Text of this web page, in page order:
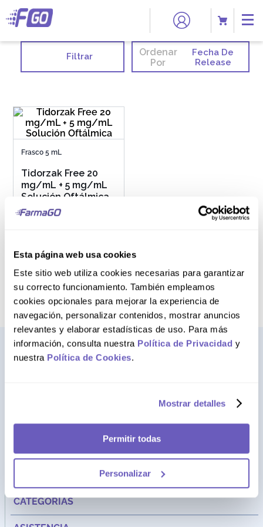
Esta página web usa cookies
Este sitio web utiliza cookies necesarias para garantizar
su correcto funcionamiento. También empleamos
cookies opcionales para mejorar la experiencia de
navegación, personalizar contenidos, mostrar anuncios
relevantes y elaborar estadísticas de uso. Para más
información, consulta nuestra Política de Privacidad y
nuestra Política de Cookies.
Mostrar detalles
Permitir todas
Personalizar
Filtrar
Ordenar
Por
Fecha De
Release
Frasco 5 mL
Tidorzak Free 20
mg/mL + 5 mg/mL
Solución Oftálmica
AGREGAR AL CARRITO
Dirección:Av. Santa Cecilia Nro. 265 Ate - Lima, Perú
CATEGORÍAS